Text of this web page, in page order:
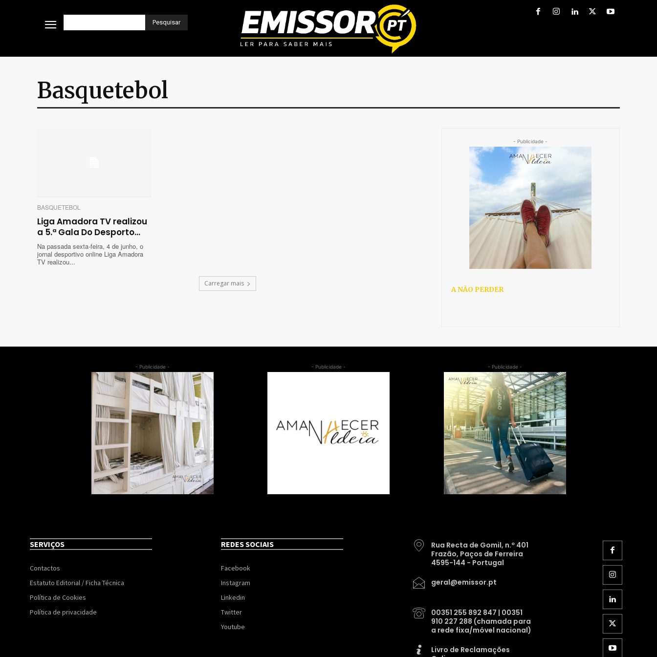
Pesquisar
Basquetebol
BASQUETEBOL
Liga Amadora TV realizou
a 5.ª Gala Do Desporto...
Na passada sexta-feira, 4 de junho, o
jornal desportivo online Liga Amadora
TV realizou...
Carregar mais
- Publicidade -
A NÃO PERDER
- Publicidade - - Publicidade - - Publicidade -
SERVIÇOS
Contactos
Estatuto Editorial / Ficha Técnica
Política de Cookies
Política de privacidade
REDES SOCIAIS
Facebook
Instagram
Linkedin
Twitter
Youtube
Rua Recta de Gomil, n.º 401
Frazão, Paços de Ferreira
4595-144 - Portugal
geral@emissor.pt
00351 255 892 847 | 00351
910 227 288 (chamada para
a rede fixa/móvel nacional)
Livro de Reclamações